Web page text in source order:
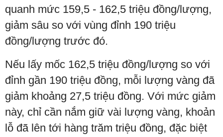
quanh mức 159,5 - 162,5 triệu đồng/lượng,
giảm sâu so với vùng đỉnh 190 triệu
đồng/lượng trước đó.
Nếu lấy mốc 162,5 triệu đồng/lượng so với
đỉnh gần 190 triệu đồng, mỗi lượng vàng đã
giảm khoảng 27,5 triệu đồng. Với mức giảm
này, chỉ cần nắm giữ vài lượng vàng, khoản
lỗ đã lên tới hàng trăm triệu đồng, đặc biệt